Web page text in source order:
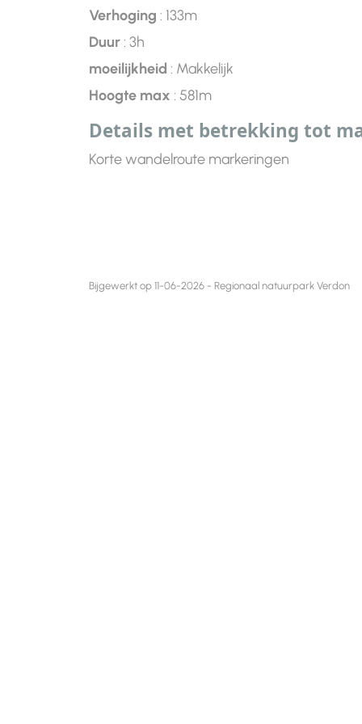
Verhoging : 133m
Duur: 3h
moeilijkheid : Makkelijk
Hoogte max : 581m
Details met betrekking tot
Korte wandelroute markeringen
Bijgewerkt op 11-06-2026 - Regionaal natuurpark Verdon